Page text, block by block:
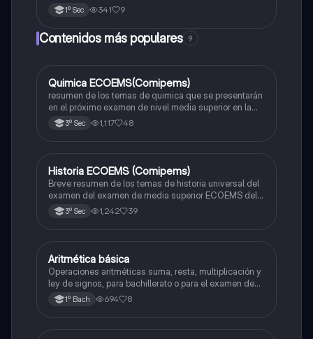
1º Sec 341 9
Contenidos más populares 9
Química
Quimica ECOEMS(Comipems)
resumen de los temas de quimica que se presentarán
en el próximo examen de nivel media superior en la
zona metropolitana de el valle de México
3º Sec 1,117 48
Historia
Historia ECOEMS (Comipems)
Breve resumen de los temas de historia universal del
examen del examen de media superior ECOEMS del
valle de México
3º Sec 1,242 39
Matemáticas
Aritmética básica
Operaciones aritméticas suma, resta, multiplicación y
ley de signos, para bachillerato o para el examen de
admisión a la universidad
1º Bach 694 8